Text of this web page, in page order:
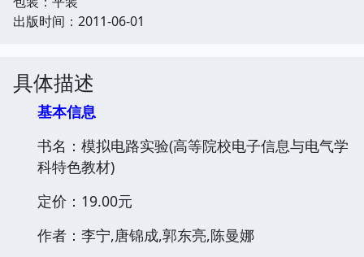
出版时间：2011-06-01
具体描述
基本信息
书名：模拟电路实验(高等院校电子信息与电气学
科特色教材)
定价：19.00元
作者：李宁,唐锦成,郭东亮,陈曼娜